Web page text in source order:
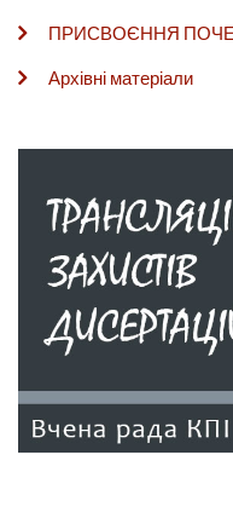
ПРИСВОЄННЯ
Архівні матеріали